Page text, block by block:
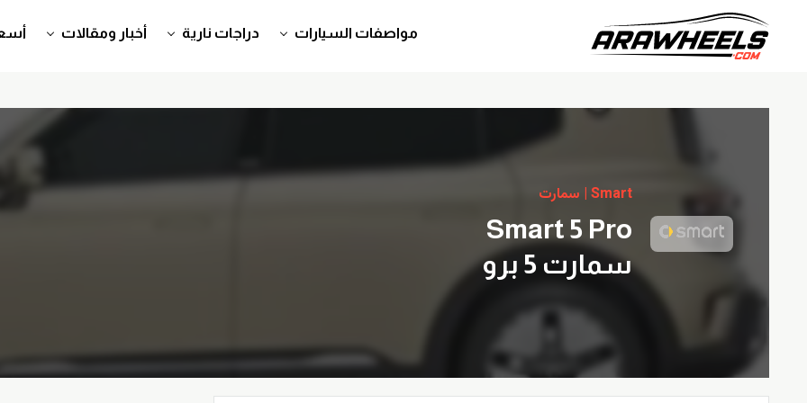
مواصفات السيارات دراجات نارية أخبار ومقالات
Smart | سمارت
Smart 5 Pro
سمارت 5 برو